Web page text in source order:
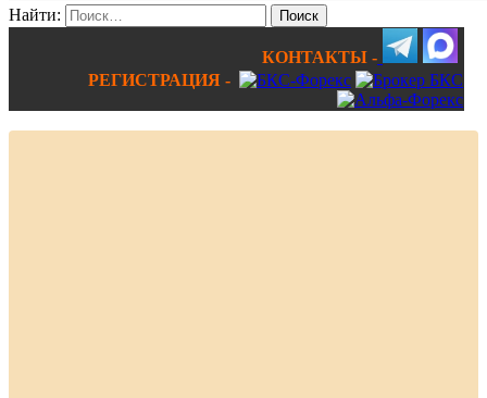
Найти:
КОНТАКТЫ -
РЕГИСТРАЦИЯ -